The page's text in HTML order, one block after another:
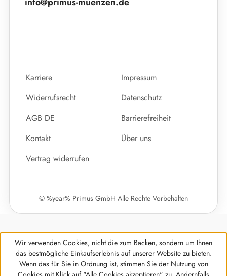
Karriere
Impressum
Widerrufsrecht
Datenschutz
AGB DE
Barrierefreiheit
Kontakt
Über uns
Vertrag widerrufen
© %year% Primus GmbH Alle Rechte Vorbehalten
Wir verwenden Cookies, nicht die zum Backen, sondern um Ihnen
das bestmögliche Einkaufserlebnis auf unserer Website zu bieten.
Wenn das für Sie in Ordnung ist, stimmen Sie der Nutzung von